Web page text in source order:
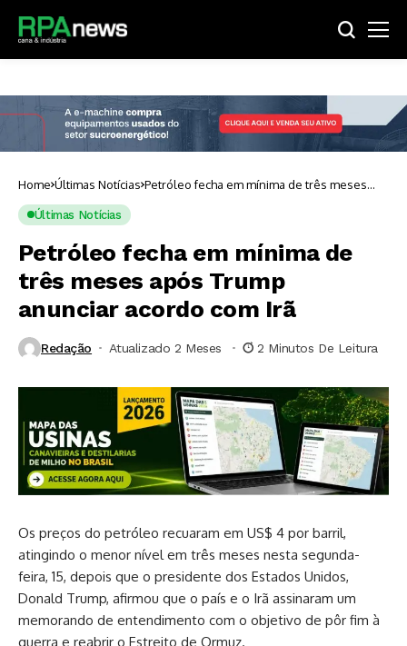
Home Últimas Notícias Petróleo fecha em mínima de três meses
Últimas Notícias
Petróleo fecha em mínima de
três meses após Trump
anunciar acordo com Irã
Redação Atualizado 2 Meses ⁮ 2 Minutos De Leitura
Os preços do petróleo recuaram em US$ 4 por barril,
atingindo o menor nível em três meses nesta segunda-
feira, 15, depois que o presidente dos Estados Unidos,
Donald Trump, afirmou que o país e o Irã assinaram um
memorando de entendimento com o objetivo de pôr fim à
guerra e reabrir o Estreito de Ormuz.